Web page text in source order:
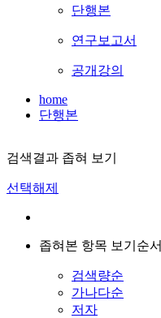
단행본
연구보고서
공개강의
home
단행본
검색결과 좁혀 보기
선택해제
좁혀본 항목 보기순서
검색량순
가나다순
저자